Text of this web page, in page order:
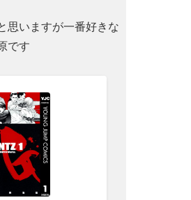
思いますが一番好きな
です